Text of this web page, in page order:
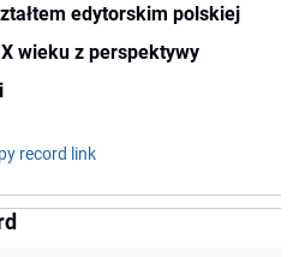
edytorskim polskiej
wieku z perspektywy
record link